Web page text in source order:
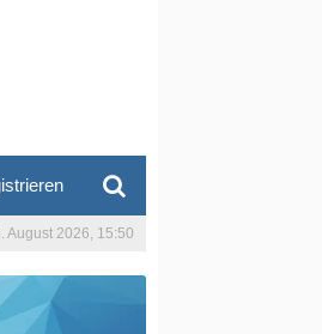
August 2026, 15:50